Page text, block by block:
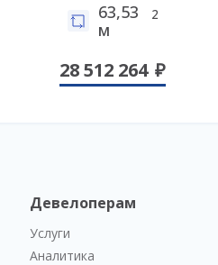
63,53
м
2
28 512 264
Девелоперам
Услуги
Аналитика